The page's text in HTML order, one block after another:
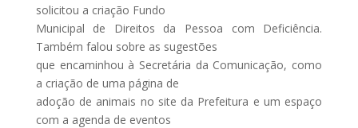
solicitou a criação Fundo
Municipal de Direitos da Pessoa com Deficiência.
Também falou sobre as sugestões
que encaminhou à Secretária da Comunicação, como
a criação de uma página de
adoção de animais no site da Prefeitura e um espaço
com a agenda de eventos